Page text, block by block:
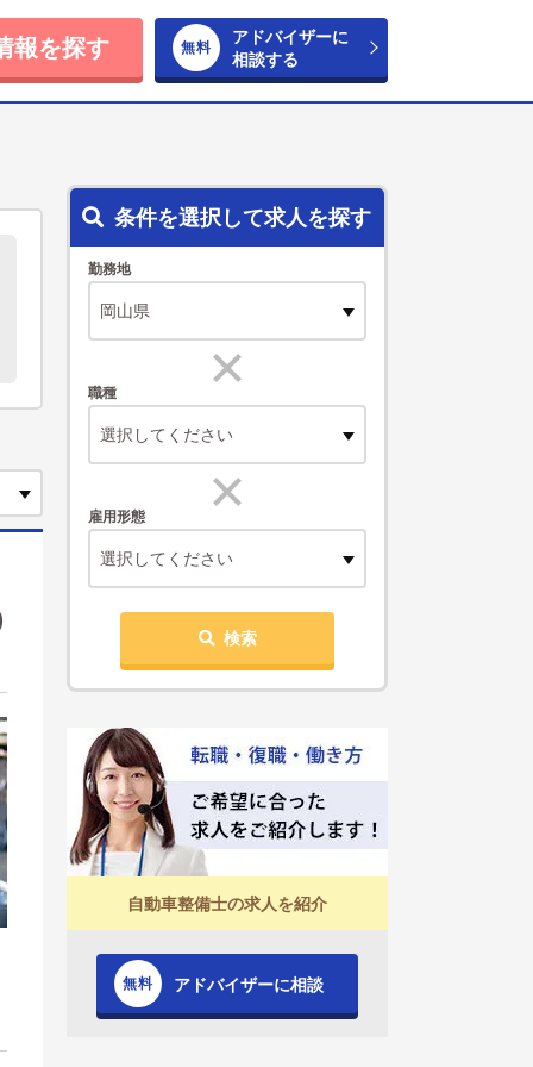
報を探す
アドバイザーに
相談する
条件を選択して求人を探す
勤務地
職種
選択してください
雇用形態
選択してください
検索
自動車整備士の求人を紹介
アドバイザーに相談